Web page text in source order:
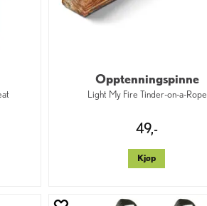
Opptenningspinne
Light My Fire Tinder-on-a-Rope
49,-
Kjøp